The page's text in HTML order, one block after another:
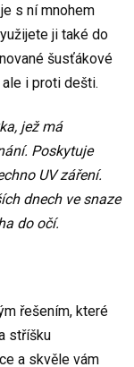
s ní mnohem
ji také do
šusťákové
i proti dešti.
jež má
Poskytuje
UV záření.
dnech ve snaze
do očí.
řešením, které
stříšku
a skvěle vám